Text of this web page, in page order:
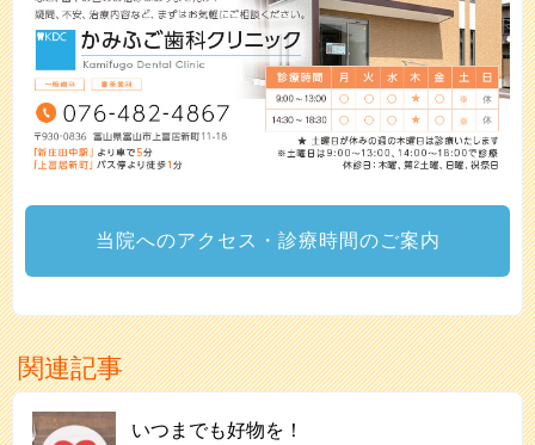
当院へのアクセス・診療時間のご案内
関連記事
いつまでも好物を！